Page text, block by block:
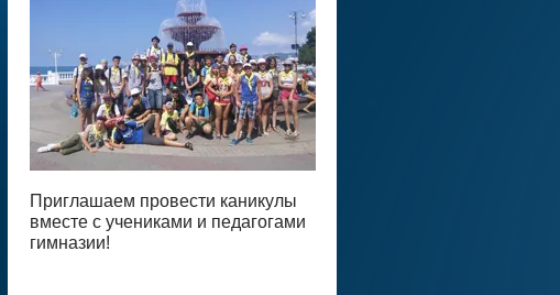
Приглашаем провести каникулы
вместе с учениками и педагогами
гимназии!